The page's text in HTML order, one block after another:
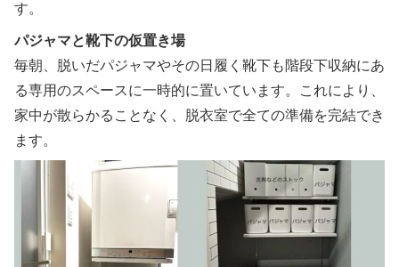
す。
パジャマと靴下の仮置き場
毎朝、脱いだパジャマやその日履く靴下も階段下収納にあ
る専用のスペースに一時的に置いています。これにより、
家中が散らかることなく、脱衣室で全ての準備を完結でき
ます。